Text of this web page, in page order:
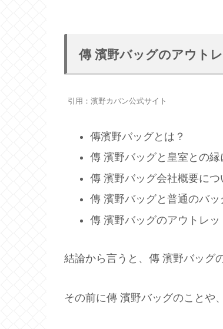
傳 濱野バッグのアウト
引用：濱野カバン公式サイト
傳濱野バッグとは？
傳 濱野バッグと皇室との縁
傳 濱野バッグ会社概要につ
傳 濱野バッグと普通のバッ
傳 濱野バッグのアウトレッ
結論から言うと、傳 濱野バッグ
その前に傳 濱野バッグのことや